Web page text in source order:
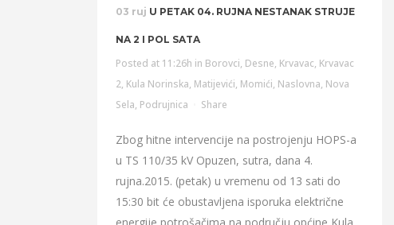
03 ruj U PETAK 04. RUJNA NESTANAK STRUJE
NA 2 I POL SATA
Posted at 11:26h in Borovci, Desne, Krvavac, Krvavac
2, Kula Norinska, Matijevići, Momići, Naslovna, Nova
Sela, Podrujnica Share
Zbog hitne intervencije na postrojenju HOPS-a
u TS 110/35 kV Opuzen, sutra, dana 4.
rujna.2015. (petak) u vremenu od 13 sati do
15:30 bit će obustavljena isporuka električne